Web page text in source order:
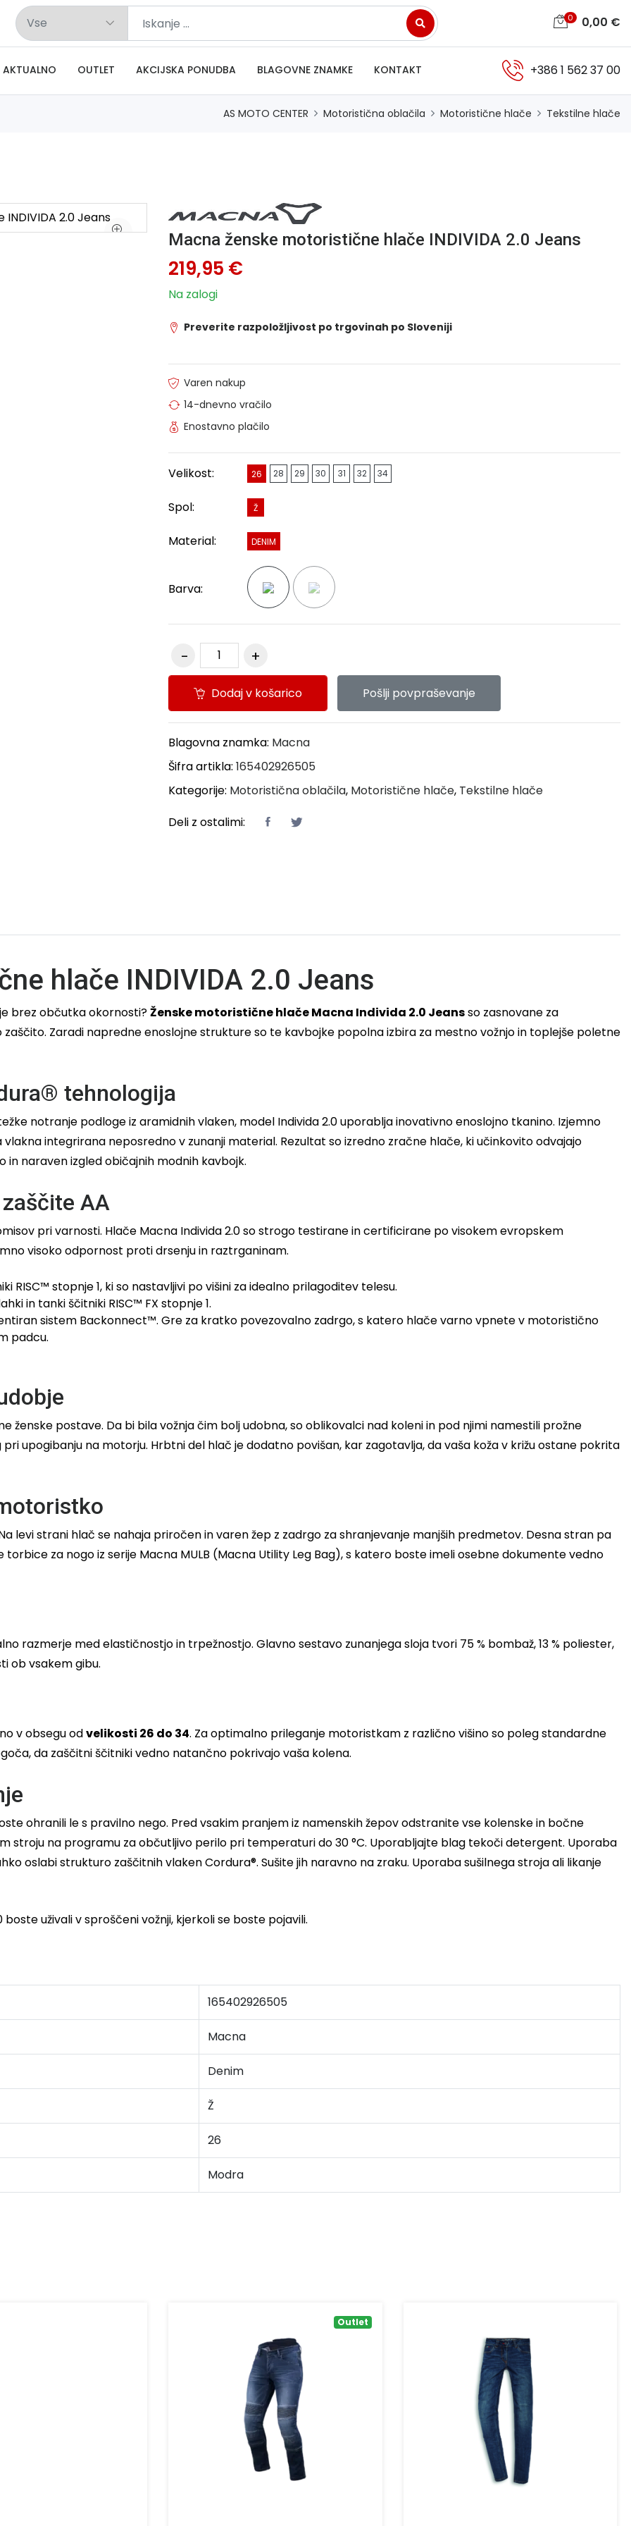
0 0,00 €
AKTUALNO OUTLET AKCIJSKA PONUDBA BLAGOVNE ZNAMKE KONTAKT +386 1 562 37 00
AS MOTO CENTER Motoristična oblačila Motoristične hlače Tekstilne hlače
Macna ženske motoristične hlače INDIVIDA 2.0 Jeans
219,95 €
Na zalogi
Preverite razpoložljivost po trgovinah po Sloveniji
Varen nakup
14-dnevno vračilo
Enostavno plačilo
Velikost: 26 28 29 30 31 32 34
Spol: Ž
Material: DENIM
Barva:
Dodaj v košarico Pošlji povpraševanje
Blagovna znamka: Macna
Šifra artikla: 165402926505
Kategorije: Motoristična oblačila, Motoristične hlače, Tekstilne hlače
Deli z ostalimi:
hlače INDIVIDA 2.0 Jeans
brez občutka okornosti?Ženske motoristične hlače Macna Individa 2.0 Jeansso zasnovane za
Zaradi napredne enoslojne strukture so te kavbojke popolna izbira za mestno vožnjo in toplejše poletne
tehnologija
notranje podloge iz aramidnih vlaken, model Individa 2.0 uporablja inovativno enoslojno tkanino. Izjemno
integrirana neposredno v zunanji material. Rezultat so izredno zračne hlače, ki učinkovito odvajajo
naraven izgled običajnih modnih kavbojk.
AA
pri varnosti. Hlače Macna Individa 2.0 so strogo testirane in certificirane po visokem evropskem
visoko odpornost proti drsenju in raztrganinam.
RISC™ stopnje 1, ki so nastavljivi po višini za idealno prilagoditev telesu.
in tanki ščitniki RISC™ FX stopnje 1.
sistem Backonnect™. Gre za kratko povezovalno zadrgo, s katero hlače varno vpnete v motoristično
padcu.
ženske postave. Da bi bila vožnja čim bolj udobna, so oblikovalci nad koleni in pod njimi namestili prožne
upogibanju na motorju. Hrbtni del hlač je dodatno povišan, kar zagotavlja, da vaša koža v križu ostane pokrita
levi strani hlač se nahaja priročen in varen žep z zadrgo za shranjevanje manjših predmetov. Desna stran pa
za nogo iz serije Macna MULB (Macna Utility Leg Bag), s katero boste imeli osebne dokumente vedno
razmerje med elastičnostjo in trpežnostjo. Glavno sestavo zunanjega sloja tvori 75 % bombaž, 13 % poliester,
ob vsakem gibu.
v obsegu odvelikosti 26 do 34. Za optimalno prileganje motoristkam z različno višino so poleg standardne
da zaščitni ščitniki vedno natančno pokrivajo vaša kolena.
ohranili le s pravilno nego. Pred vsakim pranjem iz namenskih žepov odstranite vse kolenske in bočne
stroju na programu za občutljivo perilo pri temperaturi do 30 °C. Uporabljajte blag tekoči detergent. Uporaba
oslabi strukturo zaščitnih vlaken Cordura®. Sušite jih naravno na zraku. Uporaba sušilnega stroja ali likanje
uživali v sproščeni vožnji, kjerkoli se boste pojavili.
165402926505
Macna
Denim
Ž
26
Modra
Outlet